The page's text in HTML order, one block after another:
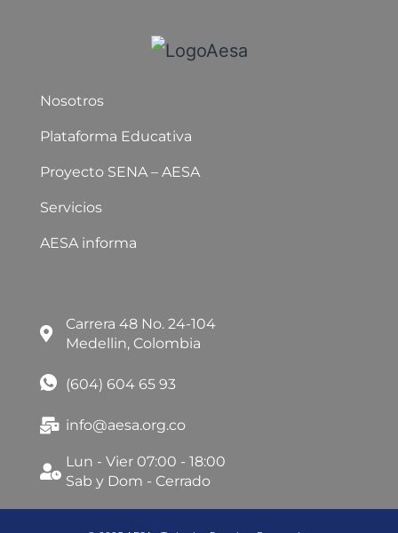
Nosotros
Plataforma Educativa
Proyecto SENA – AESA
Servicios
AESA informa
Carrera 48 No. 24-104
Medellin, Colombia
(604) 604 65 93
info@aesa.org.co
Lun - Vier 07:00 - 18:00
Sab y Dom - Cerrado